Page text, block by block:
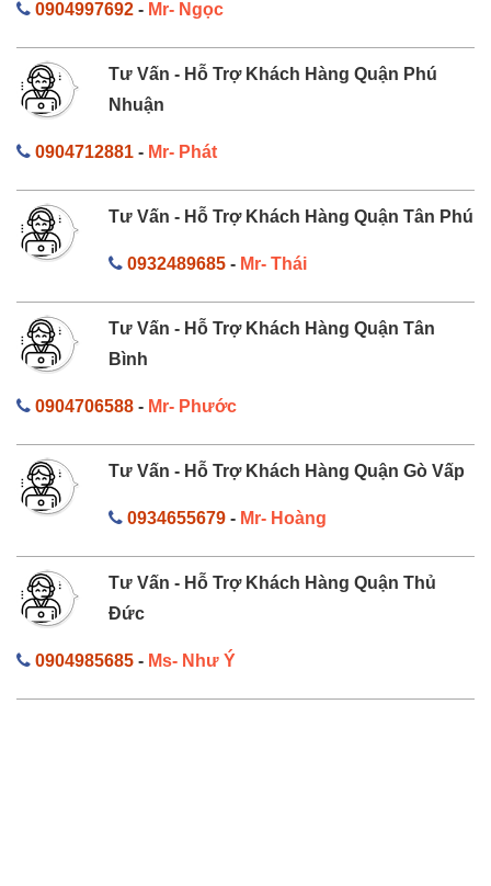
0904997692 - Mr- Ngọc
Tư Vấn - Hỗ Trợ Khách Hàng Quận Phú
Nhuận
0904712881 - Mr- Phát
Tư Vấn - Hỗ Trợ Khách Hàng Quận Tân Phú
0932489685- Mr- Thái
Tư Vấn - Hỗ Trợ Khách Hàng Quận Tân
Bình
0904706588 - Mr- Phước
Tư Vấn - Hỗ Trợ Khách Hàng Quận Gò Vấp
0934655679- Mr- Hoàng
Tư Vấn - Hỗ Trợ Khách Hàng Quận Thủ
Đức
0904985685 - Ms- Như Ý